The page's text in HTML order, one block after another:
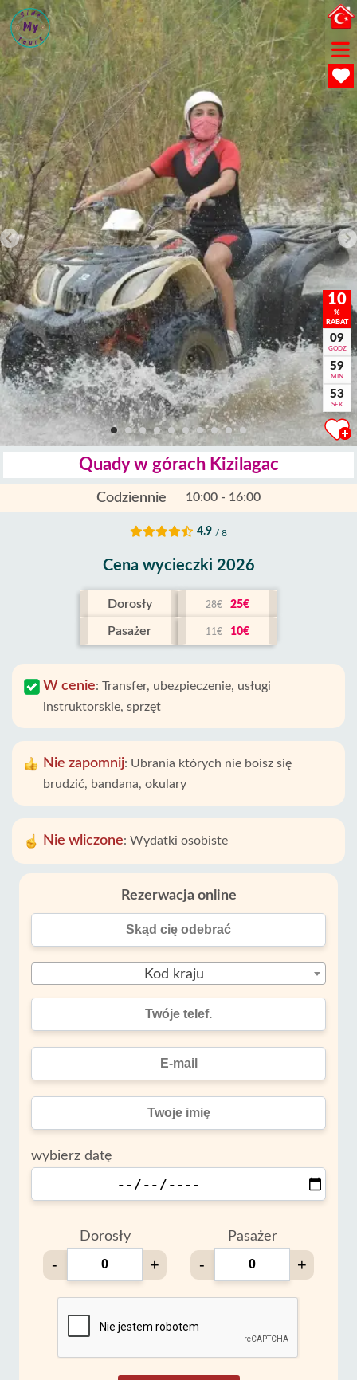
10
%
RABAT
09
GODZ
59
MIN
52
SEK
Quady w górach Kizilagac
Codziennie 10:00 - 16:00
4.9 / 8
Cena wycieczki 2026
Dorosły 28€ 25€
Pasażer 11€ 10€
W cenie: Transfer, ubezpieczenie, usługi
instruktorskie, sprzęt
Nie zapomnij: Ubrania których nie boisz się
brudzić, bandana, okulary
Nie wliczone: Wydatki osobiste
Rezerwacja online
Kod kraju
wybierz datę
Dorosły
- +
Pasażer
- +